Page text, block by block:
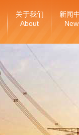
关于我们
About
新闻